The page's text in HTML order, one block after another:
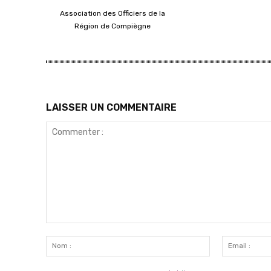
Association des Officiers de la
Région de Compiègne
LAISSER UN COMMENTAIRE
: